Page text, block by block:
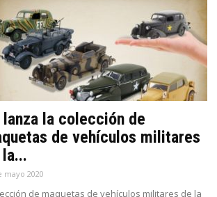
lanza la colección de
de vehículos militares
mayo 2020
de maquetas de vehículos militares de la